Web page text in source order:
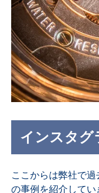
インスタグ
ここからは弊社で
の事例を紹介してい